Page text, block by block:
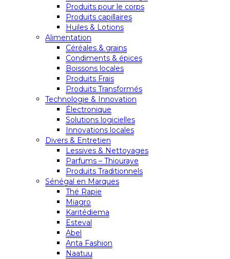
Produits pour le corps
Produits capillaires
Huiles & Lotions
Alimentation
Céréales & grains
Condiments & épices
Boissons locales
Produits Frais
Produits Transformés
Technologie & Innovation
Électronique
Solutions logicielles
Innovations locales
Divers & Entretien
Lessives & Nettoyages
Parfums – Thiouraye
Produits Traditionnels
Sénégal en Marques
Thé Rapie
Miagro
Karitédiema
Esteval
Abel
Anta Fashion
Naatuu